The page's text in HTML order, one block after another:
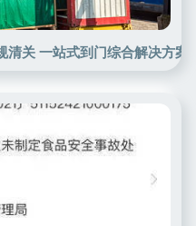
关 一站式到门综合解决方案